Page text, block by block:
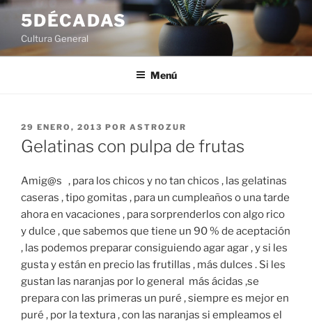
Saltar
contenido
5DÉCADAS
Cultura General
Menú
PUBLICADO
EL
29 ENERO, 2013 POR ASTROZUR
Gelatinas con pulpa de frutas
Amig@s , para los chicos y no tan chicos , las gelatinas
caseras , tipo gomitas , para un cumpleaños o una tarde
ahora en vacaciones , para sorprenderlos con algo rico
y dulce , que sabemos que tiene un 90 % de aceptación
, las podemos preparar consiguiendo agar agar , y si les
gusta y están en precio las frutillas , más dulces . Si les
gustan las naranjas por lo general más ácidas ,se
prepara con las primeras un puré , siempre es mejor en
puré , por la textura , con las naranjas si empleamos el